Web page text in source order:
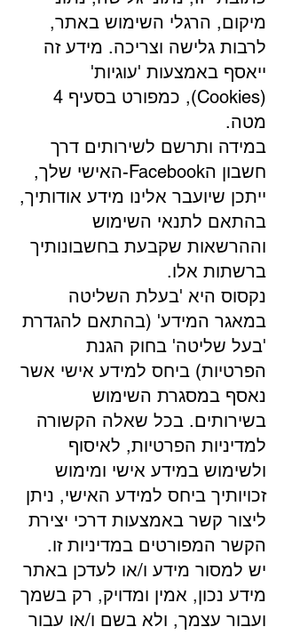
מיקום, הרגלי השימוש באתר,
לרבות גלישה וצריכה. מידע זה
ייאסף באמצעות 'עוגיות'
(Cookies), כמפורט בסעיף 4
מטה.
במידה ותרשם לשירותים דרך
חשבון הFacebook-האישי שלך,
ייתכן שיועבר אלינו מידע אודותיך,
בהתאם לתנאי השימוש
וההרשאות שקבעת בחשבונותיך
ברשתות אלו.
נקסוס היא 'בעלת השליטה
במאגר המידע' (בהתאם להגדרת
'בעל שליטה' בחוק הגנת
הפרטיות) ביחס למידע אישי אשר
נאסף במסגרת השימוש
בשירותים. בכל שאלה הקשורה
למדיניות הפרטיות, לאיסוף
ולשימוש במידע אישי ומימוש
זכויותיך ביחס למידע האישי, ניתן
ליצור קשר באמצעות דרכי יצירת
הקשר המפורטים במדיניות זו.
יש למסור מידע ו/או לעדכן באתר
מידע נכון, אמין ומדויק, רק בשמך
ועבור עצמך, ולא בשם ו/או עבור